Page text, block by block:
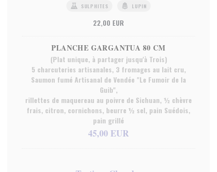
SULPHITES LUPIN
22,00 EUR
PLANCHE GARGANTUA 80 CM
(Plat unique, à partager jusqu'à Trois)
5 charcuteries artisanales, 3 fromages au lait cru,
Saumon fumé Artisanal de Vendée "Le Fumoir de la
Guib",
rillettes de maquereau au poivre de Sichuan, ½ chèvre
frais, citron, cornichons, beurre ½ sel, pain Suédois,
pain grillé
45,00 EUR